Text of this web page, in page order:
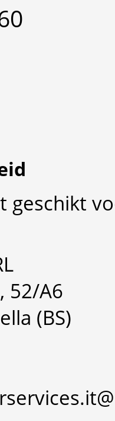
geschikt
52/A6
(BS)